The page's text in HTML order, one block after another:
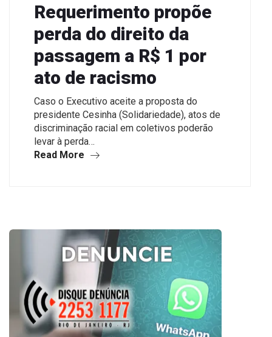
Requerimento propõe
perda do direito da
passagem a R$ 1 por
ato de racismo
Caso o Executivo aceite a proposta do
presidente Cesinha (Solidariedade), atos de
discriminação racial em coletivos poderão
levar à perda…
Read More